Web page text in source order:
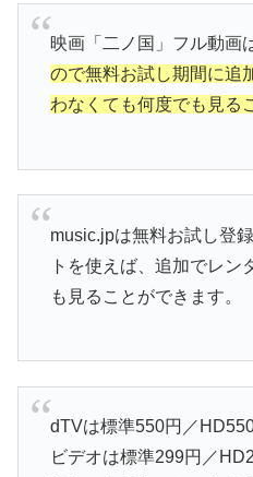
映画「二ノ国」フル動画
ので無料お試し期間に追
わなくても何度でも見る
music.jpは無料お試し登
トを使えば、追加でレン
も見ることができます。
dTVは標準550円／
ビデオは標準299円／